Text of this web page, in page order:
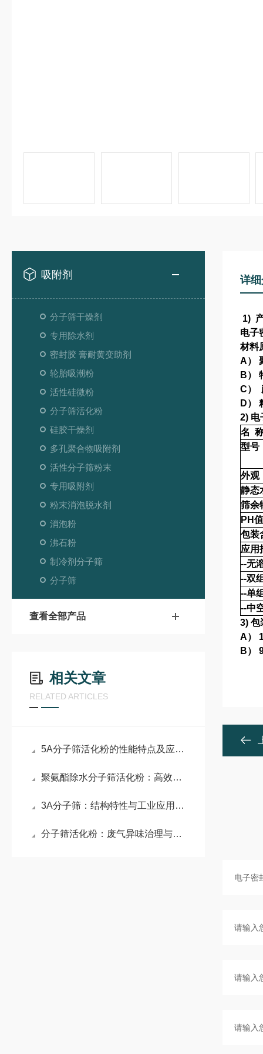
吸附剂
分子筛干燥剂
专用除水剂
密封胶 膏耐黄变助剂
轮胎吸潮粉
活性硅微粉
分子筛活化粉
硅胶干燥剂
多孔聚合物吸附剂
活性分子筛粉末
专用吸附剂
粉末消泡脱水剂
消泡粉
沸石粉
制冷剂分子筛
分子筛
查看全部产品
相关文章
RELATED ARTICLES
5A分子筛活化粉的性能特点及应用场景
聚氨酯除水分子筛活化粉：高效除水与稳定体系的技术利器
3A分子筛：结构特性与工业应用的价值诠释
分子筛活化粉：废气异味治理与干燥领域的创新吸附材料
详
1)
电子
材料
A）
B）
C）
D）
2) 电
名
型号
外观
静态
筛余
PH
包装
应用
--无
--双
--单
--中
3) 包
A）
B）